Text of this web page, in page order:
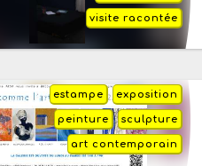
visite racontée
exposition
estampe
sculpture
peinture
art contemporain